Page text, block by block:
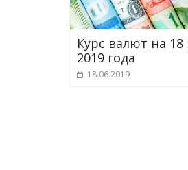
Курс валют на
2019 года
18.06.2019